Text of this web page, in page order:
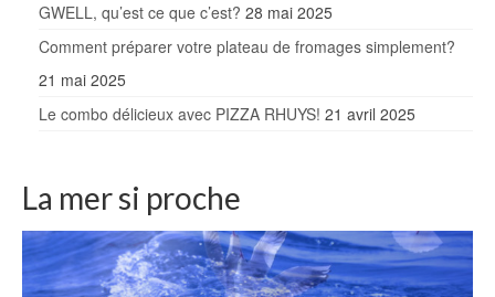
GWELL, qu’est ce que c’est? 28 mai 2025
Comment préparer votre plateau de fromages simplement?
21 mai 2025
Le combo délicieux avec PIZZA RHUYS! 21 avril 2025
La mer si proche